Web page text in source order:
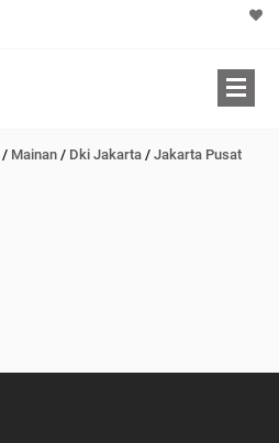
/ Mainan / Dki Jakarta / Jakarta Pusat